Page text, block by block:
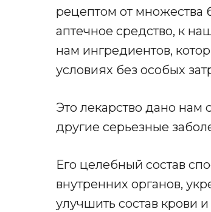
рецептом от множества
аптечное средство, к
нам ингредиентов,
условиях без особых
Это лекарство дано нам
другие серьезные
Его целебный состав
внутренних органов,
улучшить состав крови